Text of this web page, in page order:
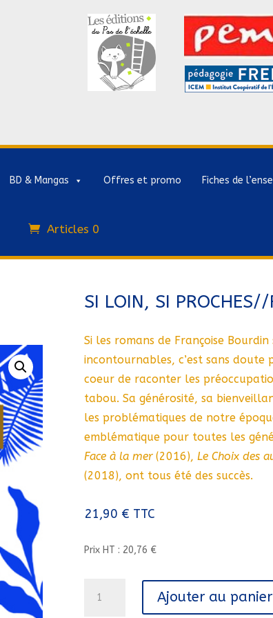
BD & Mangas Offres et promo Fiches de
Articles 0
SI LOIN, SI
Si les romans de Françoise Bourdin
incontournables, c’est sans doute
coeur de raconter les
tabou. Sa générosité, sa
les problématiques de notre
emblématique pour toutes les
Face à la mer (2016), Le Choix des
(2018), ont tous été des succès.
21,90 € TTC
Prix HT : 20,76 €
Ajouter au panier